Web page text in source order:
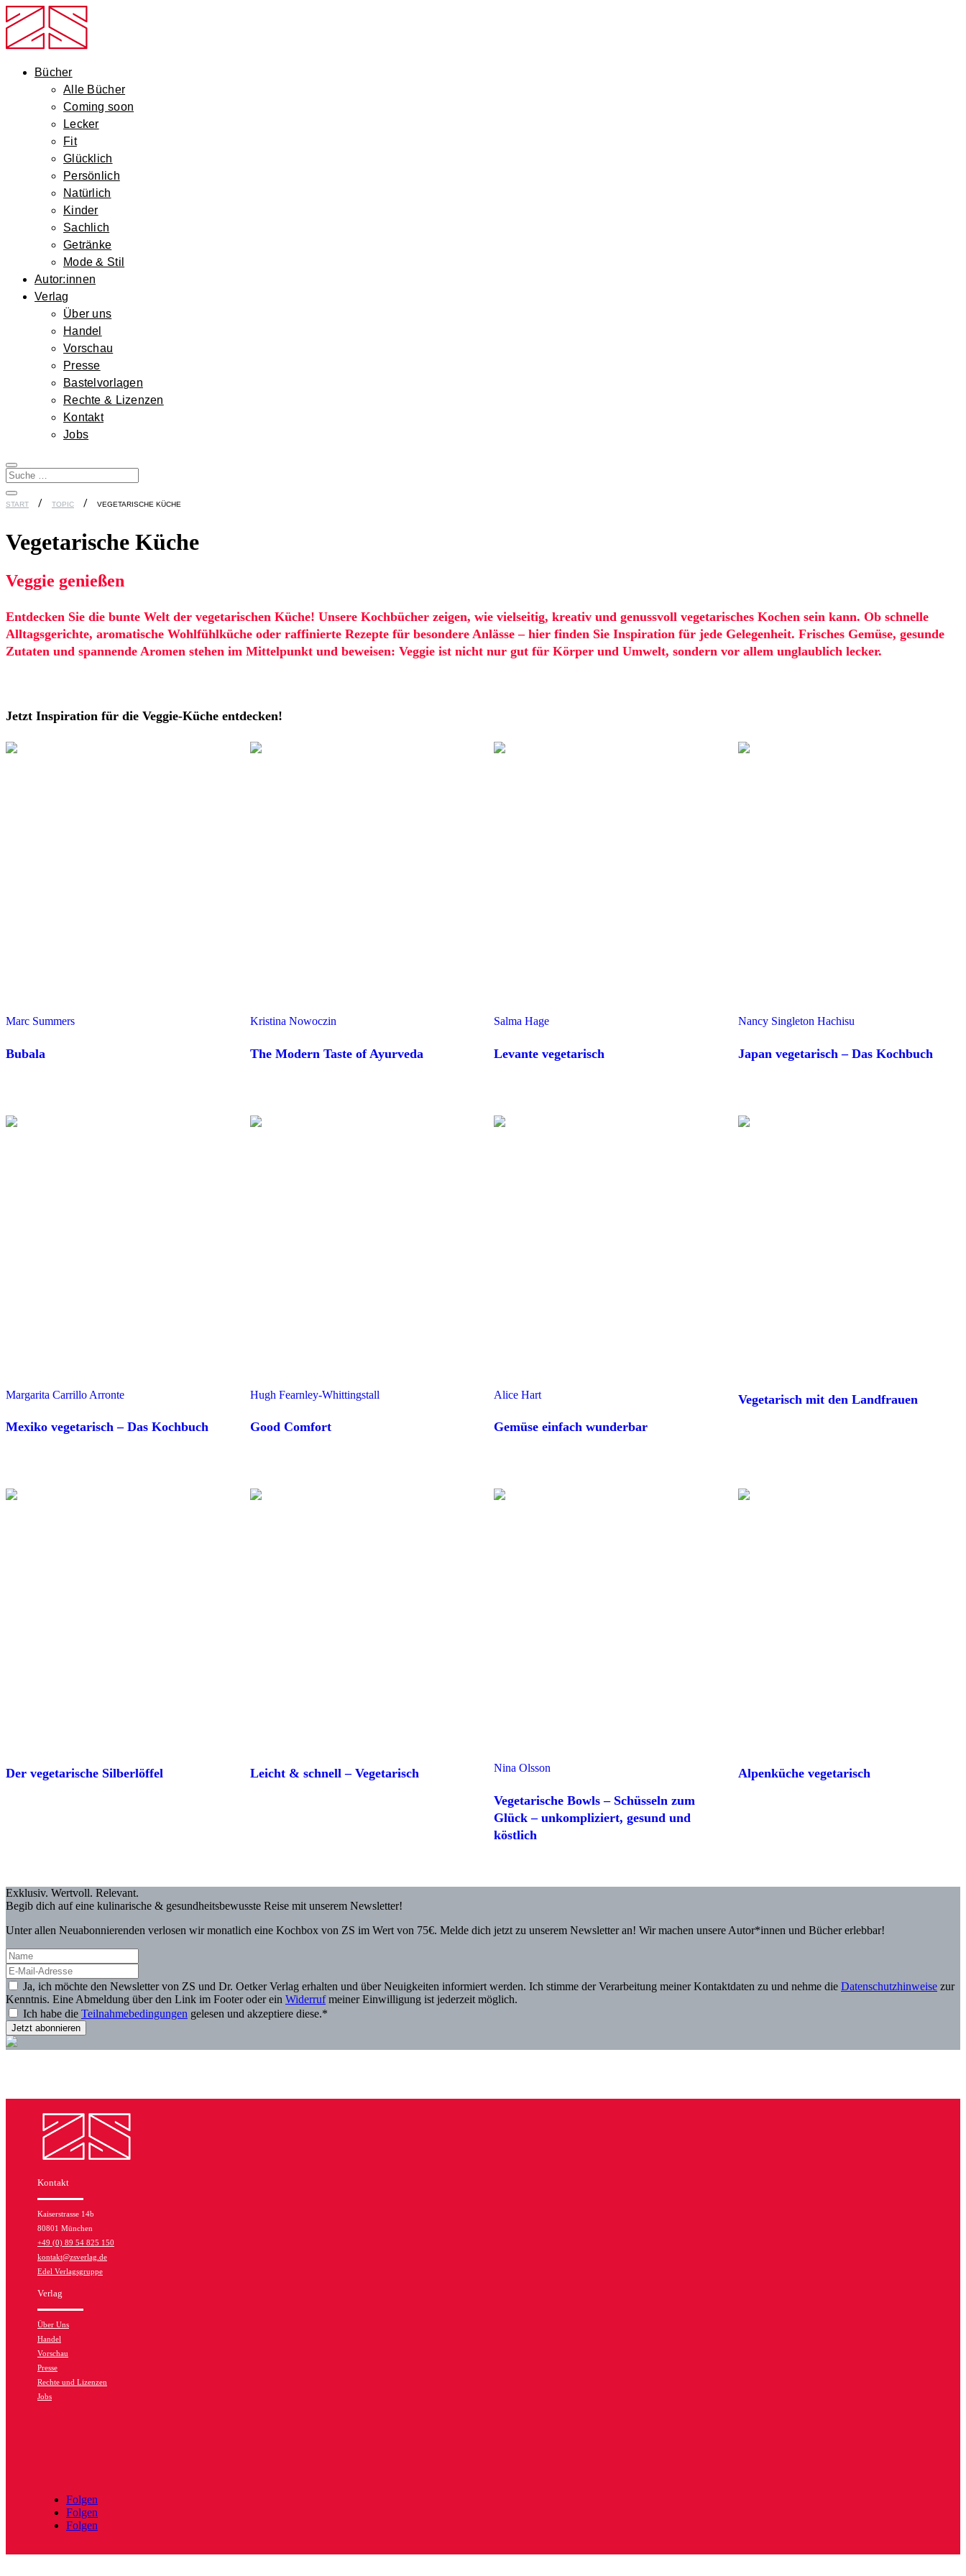
Bücher
Alle Bücher
Coming soon
Lecker
Fit
Glücklich
Persönlich
Natürlich
Kinder
Sachlich
Getränke
Mode & Stil
Autor:innen
Verlag
Über uns
Handel
Vorschau
Presse
Bastelvorlagen
Rechte & Lizenzen
Kontakt
Jobs
START TOPIC VEGETARISCHE KÜCHE
Vegetarische Küche
Veggie genießen
Entdecken Sie die bunte Welt der vegetarischen Küche! Unsere Kochbücher zeigen, wie vielseitig, kreativ und genussvoll vegetarisches Kochen sein kann. Ob schnelle
Alltagsgerichte, aromatische Wohlfühlküche oder raffinierte Rezepte für besondere Anlässe – hier finden Sie Inspiration für jede Gelegenheit. Frisches Gemüse, gesunde
Zutaten und spannende Aromen stehen im Mittelpunkt und beweisen: Veggie ist nicht nur gut für Körper und Umwelt, sondern vor allem unglaublich lecker.
Jetzt Inspiration für die Veggie-Küche entdecken!
Marc Summers
Bubala
Kristina Nowoczin
The Modern Taste of Ayurveda
Salma Hage
Levante vegetarisch
Nancy Singleton Hachisu
Japan vegetarisch – Das Kochbuch
Margarita Carrillo Arronte
Mexiko vegetarisch – Das Kochbuch
Hugh Fearnley-Whittingstall
Good Comfort
Alice Hart
Gemüse einfach wunderbar
Vegetarisch mit den Landfrauen
Der vegetarische Silberlöffel Leicht & schnell – Vegetarisch Nina Olsson
Vegetarische Bowls – Schüsseln zum
Glück – unkompliziert, gesund und
köstlich
Alpenküche vegetarisch
Exklusiv. Wertvoll. Relevant.
Begib dich auf eine kulinarische & gesundheitsbewusste Reise mit unserem Newsletter!
Unter allen Neuabonnierenden verlosen wir monatlich eine Kochbox von ZS im Wert von 75€. Melde dich jetzt zu unserem Newsletter an! Wir machen unsere Autor*innen und Bücher erlebbar!
Ja, ich möchte den Newsletter von ZS und Dr. Oetker Verlag erhalten und über Neuigkeiten informiert werden. Ich stimme der Verarbeitung meiner Kontaktdaten zu und nehme die Datenschutzhinweise zur
Kenntnis. Eine Abmeldung über den Link im Footer oder ein Widerrufmeiner Einwilligung ist jederzeit möglich.
Ich habe die Teilnahmebedingungen gelesen und akzeptiere diese.*
Kontakt
Kaiserstrasse 14b
80801 München
+49 (0) 89 54 825 150
kontakt@zsverlag.de
Edel Verlagsgruppe
Verlag
Über Uns
Handel
Vorschau
Presse
Rechte und Lizenzen
Jobs
Folgen
Folgen
Folgen